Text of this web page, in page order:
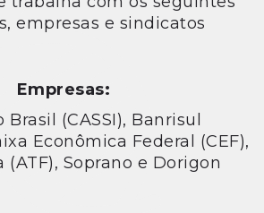
empresas e sindicatos
Empresas:
Brasil (CASSI), Banrisul
Econômica Federal (CEF),
(ATF), Soprano e Dorigon